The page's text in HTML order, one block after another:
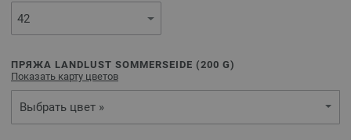
ПРЯЖА LANDLUST SOMMERSEIDE (200 G)
Показать карту цветов
Выбрать цвет »